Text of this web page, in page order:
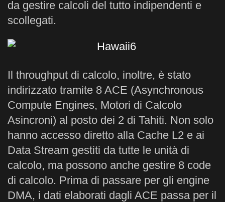
da gestire calcoli del tutto indipendenti e
scollegati.
Il throughput di calcolo, inoltre, è stato
indirizzato tramite 8 ACE (Asynchronous
Compute Engines, Motori di Calcolo
Asincroni) al posto dei 2 di Tahiti. Non solo
hanno accesso diretto alla Cache L2 e ai
Data Stream gestiti da tutte le unità di
calcolo, ma possono anche gestire 8 code
di calcolo. Prima di passare per gli engine
DMA, i dati elaborati dagli ACE passa per il